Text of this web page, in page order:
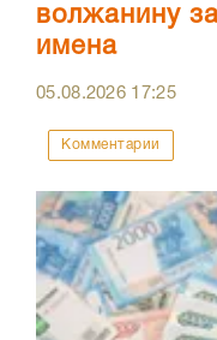
волжанину
имена
05.08.2026 17:25
Комментарии